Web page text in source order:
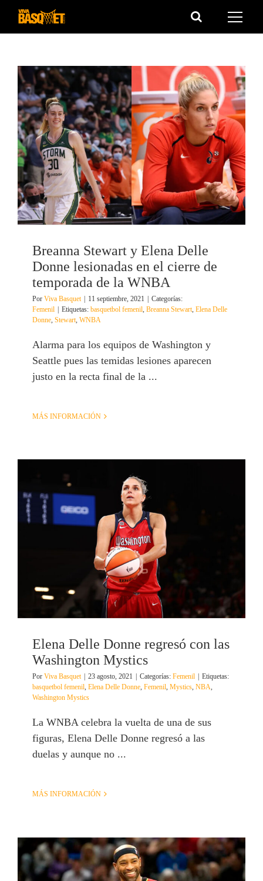
Saltar
Breanna Stewart y Elena Delle
Donne lesionadas en el cierre de
temporada de la WNBA
Por Viva Basquet | 11 septiembre, 2021 | Categorías:
Femenil | Etiquetas: basquetbol femenil Breanna Stewart Elena Delle
Donne Stewart WNBA
Alarma para los equipos de Washington y
Seattle pues las temidas lesiones aparecen
justo en la recta final de la ...
MÁS INFORMACIÓN
Elena Delle Donne regresó con las
Washington Mystics
Por Viva Basquet | 23 agosto, 2021 | Categorías: Femenil | Etiquetas:
basquetbol femenil Elena Delle Donne Femenil Mystics NBA
Washington Mystics
La WNBA celebra la vuelta de una de sus
figuras, Elena Delle Donne regresó a las
duelas y aunque no ...
MÁS INFORMACIÓN